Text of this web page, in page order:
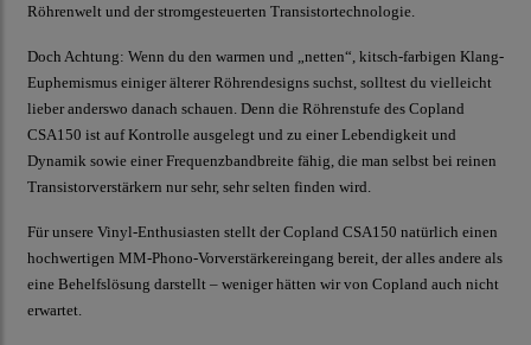
Röhrenwelt und der stromgesteuerten Transistortechnologie.
Doch Achtung: Wenn du den warmen und „netten“, kitsch-farbigen Klang-
Euphemismus einiger älterer Röhrendesigns suchst, solltest du vielleicht
lieber anderswo danach schauen. Denn die Röhrenstufe des Copland
CSA150 ist auf Kontrolle ausgelegt und zu einer Lebendigkeit und
Dynamik sowie einer Frequenzbandbreite fähig, die man selbst bei reinen
Transistorverstärkern nur sehr, sehr selten finden wird.
Für unsere Vinyl-Enthusiasten stellt der Copland CSA150 natürlich einen
hochwertigen MM-Phono-Vorverstärkereingang bereit, der alles andere als
eine Behelfslösung darstellt – weniger hätten wir von Copland auch nicht
erwartet.